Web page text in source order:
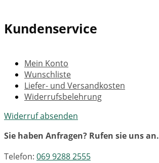
Kundenservice
Mein Konto
Wunschliste
Liefer- und Versandkosten
Widerrufsbelehrung
Widerruf absenden
Sie haben Anfragen? Rufen sie uns an.
Telefon: 069 9288 2555